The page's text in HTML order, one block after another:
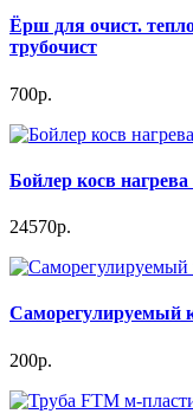
Ёрш для очист.
трубочист
700р.
Бойлер косв
24570р.
Саморегулируемый
200р.